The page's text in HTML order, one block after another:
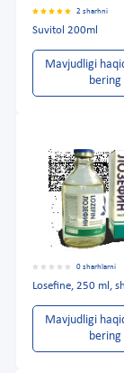
2 sharhni
Suvitol 200ml
Mavjudligi
bering
0 sharhlarni
Losefine, 250 ml,
Mavjudligi
bering